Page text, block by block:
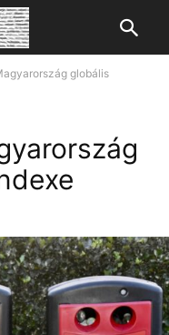
globális